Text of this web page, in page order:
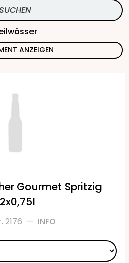
ANZEIGEN
Gourmet Spritzig
2176 — INFO